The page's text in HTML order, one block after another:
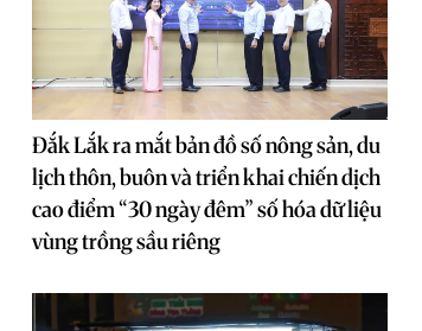
Đắk Lắk ra mắt bản đồ số nông sản, du
lịch thôn, buôn và triển khai chiến dịch
cao điểm “30 ngày đêm” số hóa dữ liệu
vùng trồng sầu riêng